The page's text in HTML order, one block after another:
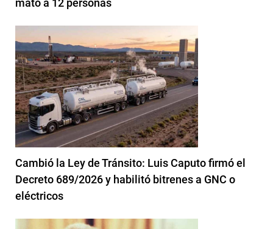
mató a 12 personas
Cambió la Ley de Tránsito: Luis Caputo firmó el
Decreto 689/2026 y habilitó bitrenes a GNC o
eléctricos